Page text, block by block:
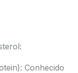
Conhecido